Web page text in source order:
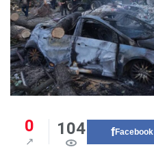
0 104 Facebook